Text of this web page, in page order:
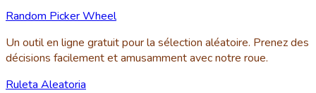
Random Picker Wheel
Un outil en ligne gratuit pour la sélection aléatoire. Prenez des
décisions facilement et amusamment avec notre roue.
Ruleta Aleatoria